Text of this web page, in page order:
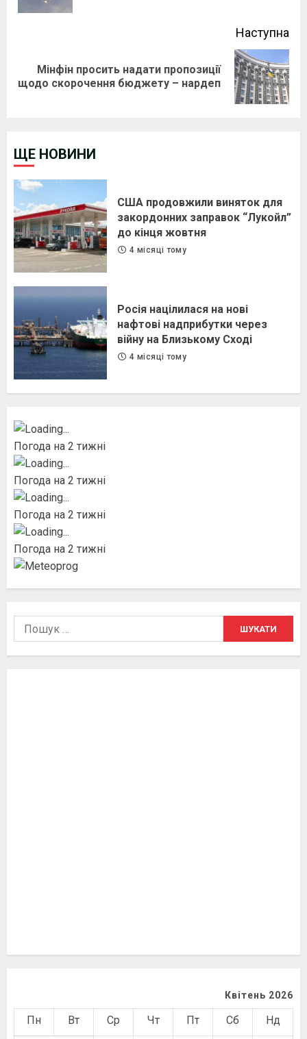
Наступна
Next
post:
Мінфін просить надати пропозиції
щодо скорочення бюджету – нардеп
ЩЕ НОВИНИ
США продовжили виняток для
закордонних заправок “Лукойл”
до кінця жовтня
4 місяці тому
Росія націлилася на нові
нафтові надприбутки через
війну на Близькому Сході
4 місяці тому
Погода на 2 тижні
Погода на 2 тижні
Погода на 2 тижні
Погода на 2 тижні
Пошук:
Квітень 2026
Пн Вт Ср Чт Пт Сб Нд